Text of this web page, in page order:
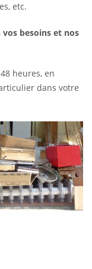
etc.
besoins et nos
heures, en
dans votre